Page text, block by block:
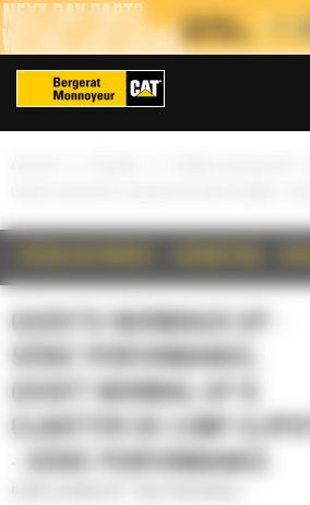
GODETS NORMAUX GP -
SÉRIE PERFORMANCE,
GODET NORMAL GP À
CLAVETER DE 2,5M³ (3,3YD³)
- SÉRIE PERFORMANCE
Panneau de gestion des cookies